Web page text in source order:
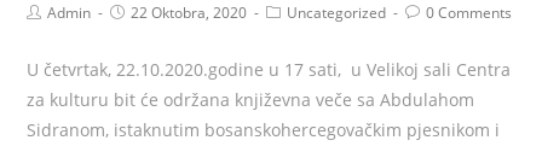
Admin 22 Oktobra, 2020 Uncategorized 0 Comments
U četvrtak, 22.10.2020.godine u 17 sati, u Velikoj sali Centra
za kulturu bit će održana književna veče sa Abdulahom
Sidranom, istaknutim bosanskohercegovačkim pjesnikom i